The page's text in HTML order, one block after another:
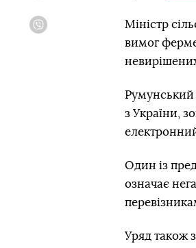
Міністр
вимог
Румунський
з України,
Один із
означає
Уряд також